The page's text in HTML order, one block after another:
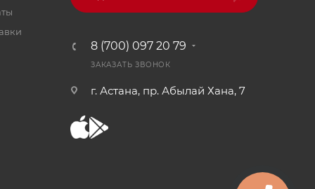
8 (700) 097 20 79
ЗАКАЗАТЬ ЗВОНОК
г. Астана, пр. Абылай Хана, 7